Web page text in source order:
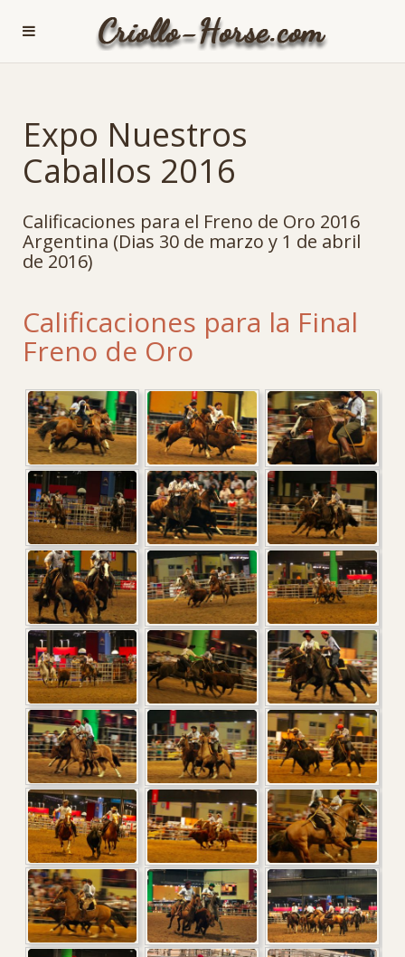
Expo Nuestros
Caballos 2016
Calificaciones para el Freno de Oro 2016
Argentina (Dias 30 de marzo y 1 de abril
de 2016)
Calificaciones para la Final
Freno de Oro